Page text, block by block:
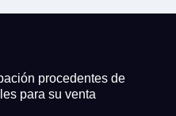
procedentes de
para su venta